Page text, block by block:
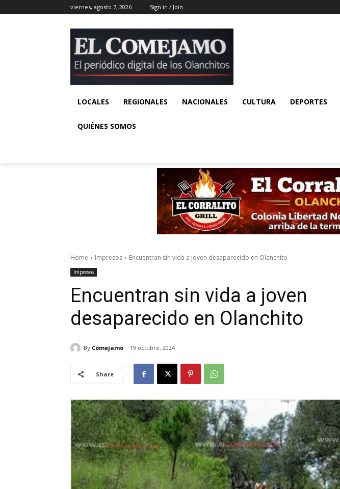
viernes, agosto 7, 2026 Sign in / Join
LOCALES REGIONALES NACIONALES CULTURA DEPORTES
QUIÉNES SOMOS
Home Impresos Encuentran sin vida a joven desaparecido en Olanchito
Impresos
Encuentran sin vida a joven
desaparecido en Olanchito
By Comejamo 19 octubre, 2024
Share